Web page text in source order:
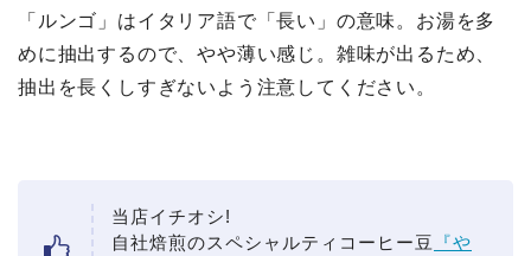
「ルンゴ」はイタリア語で「長い」の意味。お湯を多
めに抽出するので、やや薄い感じ。雑味が出るため、
抽出を長くしすぎないよう注意してください。
当店イチオシ!
自社焙煎のスペシャルティコーヒー豆
『や